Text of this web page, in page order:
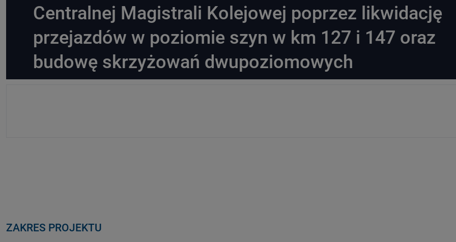
Centralnej Magistrali Kolejowej poprzez likwidację
przejazdów w poziomie szyn w km 127 i 147 oraz
budowę skrzyżowań dwupoziomowych
ZAKRES PROJEKTU